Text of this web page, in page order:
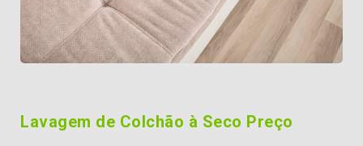
Lavagem de Colchão à Seco Preço